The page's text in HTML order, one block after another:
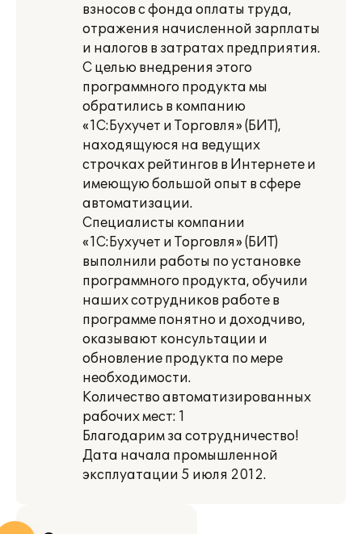
взносов с фонда оплаты труда,
отражения начисленной зарплаты
и налогов в затратах предприятия.
С целью внедрения этого
программного продукта мы
обратились в компанию
«1С:Бухучет и Торговля» (БИТ),
находящуюся на ведущих
строчках рейтингов в Интернете и
имеющую большой опыт в сфере
автоматизации.
Специалисты компании
«1С:Бухучет и Торговля» (БИТ)
выполнили работы по установке
программного продукта, обучили
наших сотрудников работе в
программе понятно и доходчиво,
оказывают консультации и
обновление продукта по мере
необходимости.
Количество автоматизированных
рабочих мест: 1
Благодарим за сотрудничество!
Дата начала промышленной
эксплуатации 5 июля 2012.